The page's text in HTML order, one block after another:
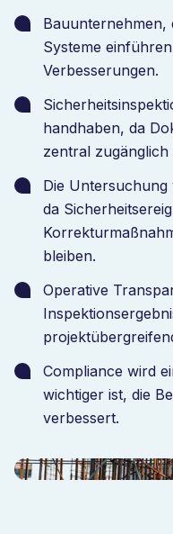
Unternehmen,
über Projekte hinweg
regulatorische
Transparenz über alle
Bauunternehmen,
Systeme
Verbesserungen.
handhaben, da
zentral zugänglich
Die
da
bleiben.
Operative
Compliance wird
wichtiger ist, die
verbessert.